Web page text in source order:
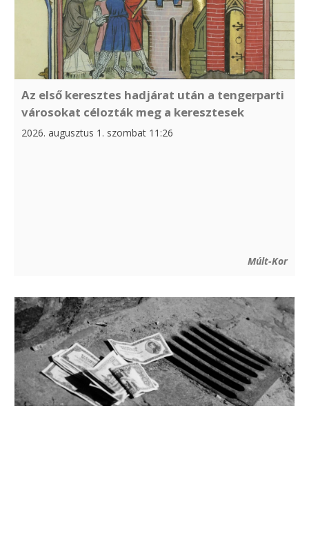
Az első keresztes hadjárat után a tengerparti
városokat célozták meg a keresztesek
2026. augusztus 1. szombat 11:26
Múlt-Kor